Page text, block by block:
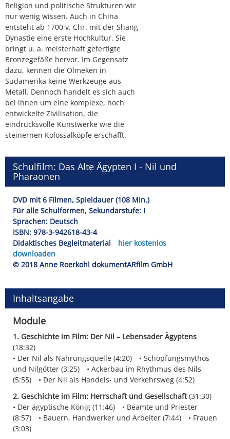
Religion und politische Strukturen wir
nur wenig wissen. Auch in China
entsteht ab 1700 v. Chr. mit der Shang-
Dynastie eine erste Hochkultur. Sie
bringt u. a. meisterhaft gefertigte
Bronzegefäße hervor. Im Gegensatz
dazu, kennen die Olmeken in
Südamerika keine Werkzeuge aus
Metall. Dennoch handelt es sich auch
bei ihnen um eine komplexe, hoch
entwickelte Zivilisation, die
eindrucksvolle Kunstwerke wie die
steinernen Kolossalköpfe erschafft.
Schulfilm: Das Alte Ägypten I - Nil und
Pharaonen
DVD mit 6 Filmen, Spieldauer (108 Min.)
Für alle Schulformen, Sekundarstufe: I
Sprachen: Deutsch
ISBN: 978-3-942618-43-4
Didaktisches Begleitmaterial
hier kostenlos
downloaden
© 2018 Anne Roerkohl dokumentARfilm GmbH
Inhaltsangabe
Module
1. Geschichte im Film: Der Nil – Lebensader Ägyptens
(18:32)
Der Nil als Nahrungsquelle (4:20)
Schöpfungsmythos
und Nilgötter (3:25)
Ackerbau im Rhythmus des Nils
(5:55)
Der Nil als Handels- und Verkehrsweg (4:52)
2. Geschichte im Film: Herrschaft und Gesellschaft(31:30)
Der ägyptische König (11:46)
Beamte und Priester
(8:57)
Bauern, Handwerker und Arbeiter (7:44)
Frauen
(3:03)